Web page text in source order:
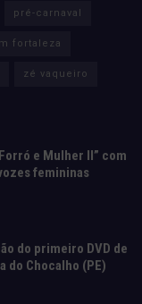
pré-carnaval
fortaleza
zé vaqueiro
e Mulher II” com
femininas
do primeiro DVD de
do Chocalho (PE)